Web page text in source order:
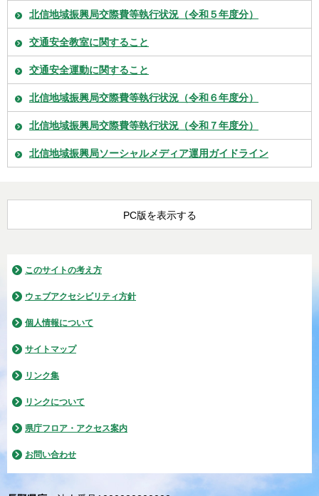
北信地域振興局交際費等執行状況（令和５年度分）
交通安全教室に関すること
交通安全運動に関すること
北信地域振興局交際費等執行状況（令和６年度分）
北信地域振興局交際費等執行状況（令和７年度分）
北信地域振興局ソーシャルメディア運用ガイドライン
PC版を表示する
このサイトの考え方
ウェブアクセシビリティ方針
個人情報について
サイトマップ
リンク集
リンクについて
県庁フロア・アクセス案内
お問い合わせ